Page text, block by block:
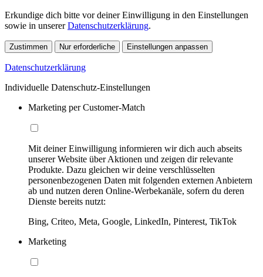
Erkundige dich bitte vor deiner Einwilligung in den Einstellungen
sowie in unsererDatenschutzerklärung.
Zustimmen Nur erforderliche Einstellungen anpassen
Datenschutzerklärung
Individuelle Datenschutz-Einstellungen
Marketing per Customer-Match
Mit deiner Einwilligung informieren wir dich auch abseits
unserer Website über Aktionen und zeigen dir relevante
Produkte. Dazu gleichen wir deine verschlüsselten
personenbezogenen Daten mit folgenden externen Anbietern
ab und nutzen deren Online-Werbekanäle, sofern du deren
Dienste bereits nutzt:
Bing, Criteo, Meta, Google, LinkedIn, Pinterest, TikTok
Marketing